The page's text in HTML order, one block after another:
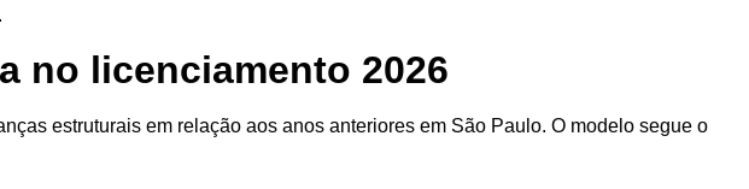
no licenciamento 2026
estruturais em relação aos anos anteriores em São Paulo. O modelo segue o